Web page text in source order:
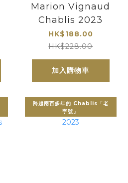
Marion Vignaud
Chablis 2023
HK$188.00
HK$228.00
加入購物車
跨越兩百多年的 Chablis「老
字號」